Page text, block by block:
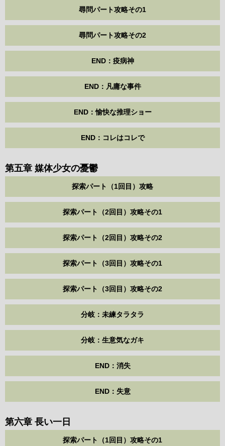
尋問パート攻略その1
尋問パート攻略その2
END：疫病神
END：凡庸な事件
END：愉快な推理ショー
END：コレはコレで
第五章 媒体少女の憂鬱
探索パート（1回目）攻略
探索パート（2回目）攻略その1
探索パート（2回目）攻略その2
探索パート（3回目）攻略その1
探索パート（3回目）攻略その2
分岐：未練タラタラ
分岐：生意気なガキ
END：消失
END：失意
第六章 長い一日
探索パート（1回目）攻略その1